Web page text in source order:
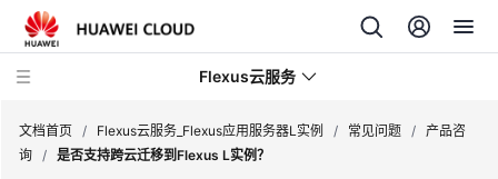
Flexus云服务
文档首页 / Flexus云服务_Flexus应用服务器L实例 / 常见问题 / 产品咨
询 / 是否支持跨云迁移到Flexus L实例？